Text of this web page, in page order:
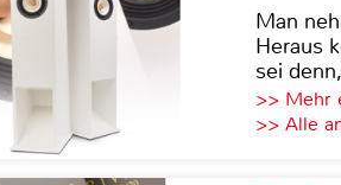
Man
Heraus
sei
>> Mehr
>> Alle